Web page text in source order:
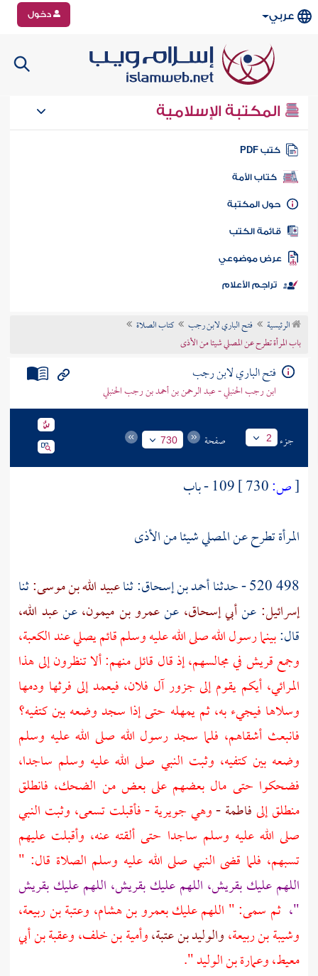
عربي دخول
المكتبة الإسلامية
كتب PDF
كتاب الأمة
المكتبة
الكتب
موضوعي
تراجم الأعلام
الرئيسية فتح الباري لابن رجب
كتاب الصلاة
باب المرأة تطرح عن المصلي شيئا من الأذى
فتح الباري لابن رجب
ابن رجب الحنبلي - عبد الرحمن بن أحمد بن رجب الحنبلي
جزء 2 صفحة 730
[ص:
109 - باب
المرأة تطرح عن المصلي شيئا من الأذى
498 520 - حدثنا
أحمد بن إسحاق:ثناعبيد الله بن موسى:ثنا
إسرائيل: عنأبي إسحاق، عنعمرو بن ميمون،عنعبد الله،
قال:بينما رسول الله صلى الله عليه وسلم قائم يصلي عندالكعبة،
وجمعقريشفي مجالسهم، إذ قال قائل منهم: ألا تنظرون إلى هذا
المرائي، أيكم يقوم إلى جزور آل فلان، فيعمد إلى فرثها ودمها
وسلاها فيجيء به، ثم يمهله حتى إذا سجد وضعه بين كتفيه؟
فانبعث أشقاهم، فلما سجد رسول الله صلى الله عليه وسلم
وضعه بين كتفيه، وثبت النبي صلى الله عليه وسلم ساجدا،
فضحكوا حتى مال بعضهم على بعض من الضحك، فانطلق
منطلق إلىفاطمة -وهي جويرية - فأقبلت تسعى، وثبت النبي
صلى الله عليه وسلم ساجدا حتى ألقته عنه، وأقبلت عليهم
تسبهم، فلما قضى النبي صلى الله عليه وسلم الصلاة قال: "
اللهم عليكبقريش، اللهم عليكبقريش، اللهم عليكبقريش
"، ثم سمى: " اللهم عليكبعمرو بن هشام، وعتبة بن ربيعة،
وشيبة بن ربيعة،والوليد بن عتبة،وأمية بن خلف،وعقبة بن أبي
معيط،وعمارة بن الوليد ".